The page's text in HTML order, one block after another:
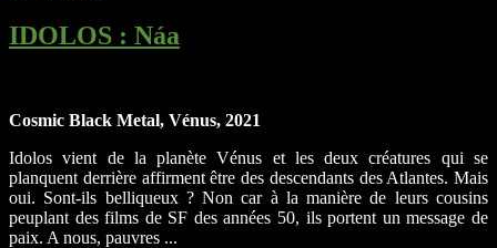
IDOLOS : Náa
Cosmic Black Metal, Vénus, 2021
Idolos vient de la planète Vénus et les deux créatures qui se
planquent derrière affirment être des descendants des Atlantes. Mais
oui. Sont-ils belliqueux ? Non car à la manière de leurs cousins
peuplant des films de SF des années 50, ils portent un message de
paix. A nous, pauvres ...